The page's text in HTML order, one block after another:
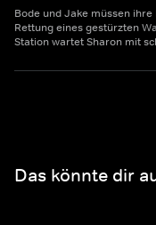
Bode und Jake müssen
Rettung eines gestürzten
Station wartet Sharon mit
Das könnte dir